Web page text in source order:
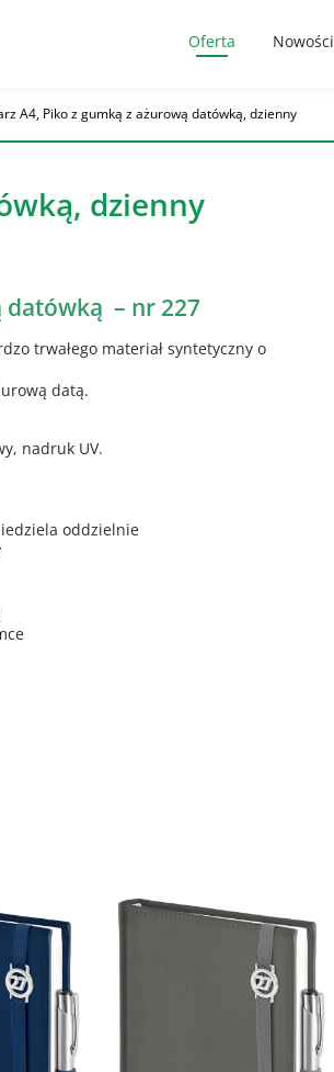
Oferta Nowości
A4, Piko z gumką z ażurową datówką, dzienny
dzienny
datówką – nr 227
trwałego materiał syntetyczny o
datą.
nadruk UV.
oddzielnie